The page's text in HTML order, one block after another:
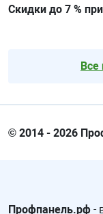
Скидки до 7 %
Все
© 2014 - 2026
Профпанель.рф -